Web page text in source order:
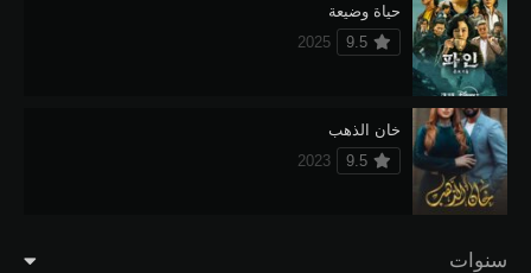
حياة وضيعة
9.5
2025
خان الذهب
9.5
2023
سنوات